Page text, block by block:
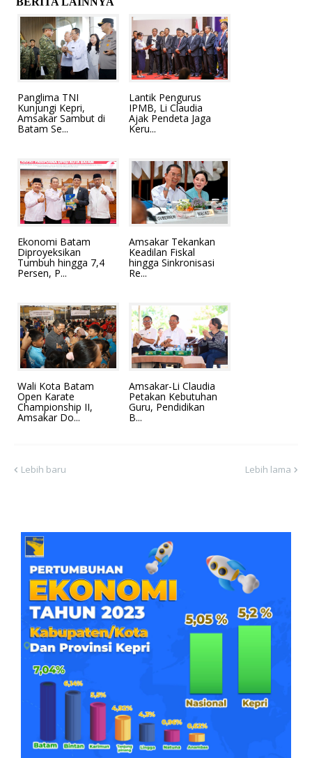
Panglima TNI
Kunjungi Kepri,
Amsakar Sambut di
Batam Se...
Lantik Pengurus
IPMB, Li Claudia
Ajak Pendeta Jaga
Keru...
Ekonomi Batam
Diproyeksikan
Tumbuh hingga 7,4
Persen, P...
Amsakar Tekankan
Keadilan Fiskal
hingga Sinkronisasi
Re...
Wali Kota Batam
Open Karate
Championship II,
Amsakar Do...
Amsakar-Li Claudia
Petakan Kebutuhan
Guru, Pendidikan
B...
Lebih baru Lebih lama